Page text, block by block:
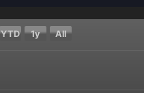
YTD 1y All